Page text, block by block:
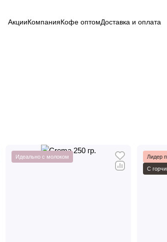
АкцииКомпанияКофе оптомДоставка и оплата
Идеально с молоком Лидер
С